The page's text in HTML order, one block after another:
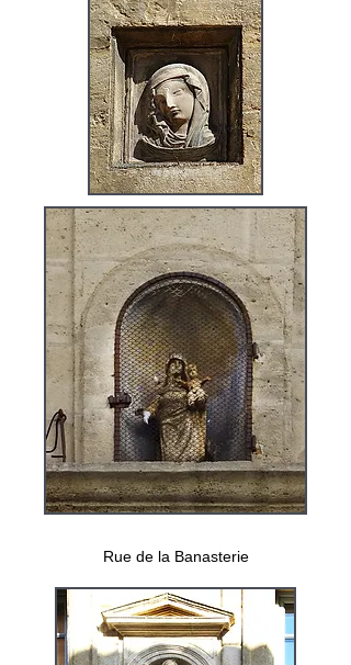
Rue de la Banasterie